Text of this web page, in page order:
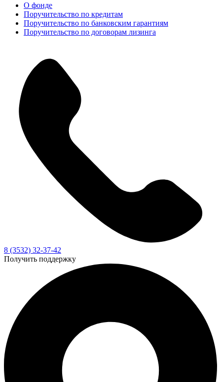
О фонде
Поручительство по кредитам
Поручительство по банковским гарантиям
Поручительство по договорам лизинга
8 (3532) 32-37-42
Получить поддержку